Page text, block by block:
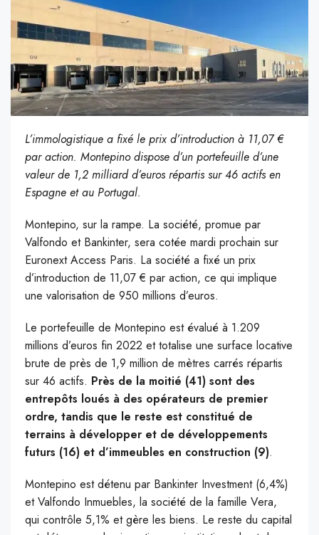
L’immologistique a fixé le prix d’introduction à 11,07 €
par action. Montepino dispose d’un portefeuille d’une
valeur de 1,2 milliard d’euros répartis sur 46 actifs en
Espagne et au Portugal.
Montepino, sur la rampe. La société, promue par
Valfondo et Bankinter, sera cotée mardi prochain sur
Euronext Access Paris. La société a fixé un prix
d’introduction de 11,07 € par action, ce qui implique
une valorisation de 950 millions d’euros.
Le portefeuille de Montepino est évalué à 1.209
millions d’euros fin 2022 et totalise une surface locative
brute de près de 1,9 million de mètres carrés répartis
sur 46 actifs. Près de la moitié (41) sont des
entrepôts loués à des opérateurs de premier
ordre, tandis que le reste est constitué de
terrains à développer et de développements
futurs (16) et d’immeubles en construction (9).
Montepino est détenu par Bankinter Investment (6,4%)
et Valfondo Inmuebles, la société de la famille Vera,
qui contrôle 5,1% et gère les biens. Le reste du capital